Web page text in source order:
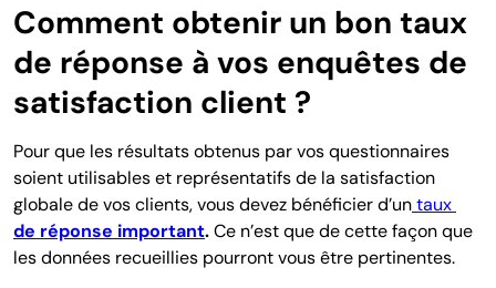
Comment obtenir un bon taux
de réponse à vos enquêtes de
satisfaction client ?
Pour que les résultats obtenus par vos questionnaires
soient utilisables et représentatifs de la satisfaction
globale de vos clients, vous devez bénéficierd’untaux
de réponse important.Ce n’est que de cette façon que
les données recueillies pourront vous être pertinentes.